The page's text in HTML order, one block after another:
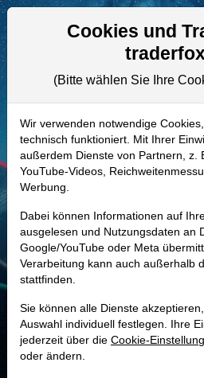
A2JLMD | AMRX–
Pharmaceuticals
Realtime-Aktienkurs:
- - -
-
Marktkapitalisierung
Unternehmenswert
Umsatz
Cookies und
(Bitte wählen Sie Ihre
Wir verwenden notwendige
technisch funktioniert. Mit Ihrer
außerdem Dienste von Partnern, z.
YouTube-Videos,
Werbung.
Dabei können Informationen auf
ausgelesen und Nutzungsdaten an
Google/YouTube oder Meta
Verarbeitung kann auch außerhalb
stattfinden.
Sie können alle Dienste
Auswahl individuell festlegen. Ihre
jederzeit über die Cookie-
oder ändern.